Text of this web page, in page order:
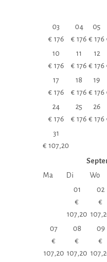
03
€ 176
04
€ 176
05
€ 176
10
€ 176
11
€ 176
12
€ 176
17
€ 176
18
€ 176
19
€ 176
24
€ 176
25
€ 176
26
€ 176
31
€ 107,20
Ma
Di Wo
01
€
107,20
02
€
07
€
107,20
08
€
107,20
09
€